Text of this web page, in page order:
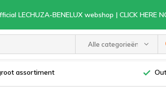
Alle categorieën
LECHUZA-BENELUX webshop | CLICK HERE
assortiment